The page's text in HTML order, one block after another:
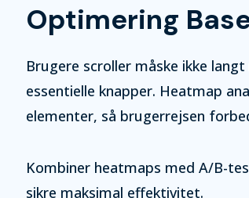
Optimering
Brugere scroller måske ikke
essentielle knapper. Heatmap
elementer, så brugerrejsen
Kombiner heatmaps med A/B-
sikre maksimal effektivitet.